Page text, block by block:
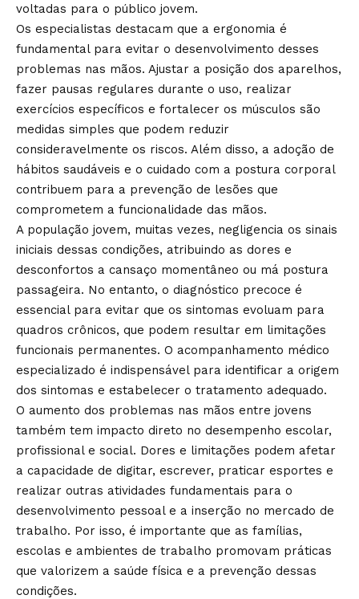
voltadas para o público jovem.
Os especialistas destacam que a ergonomia é
fundamental para evitar o desenvolvimento desses
problemas nas mãos. Ajustar a posição dos aparelhos,
fazer pausas regulares durante o uso, realizar
exercícios específicos e fortalecer os músculos são
medidas simples que podem reduzir
consideravelmente os riscos. Além disso, a adoção de
hábitos saudáveis e o cuidado com a postura corporal
contribuem para a prevenção de lesões que
comprometem a funcionalidade das mãos.
A população jovem, muitas vezes, negligencia os sinais
iniciais dessas condições, atribuindo as dores e
desconfortos a cansaço momentâneo ou má postura
passageira. No entanto, o diagnóstico precoce é
essencial para evitar que os sintomas evoluam para
quadros crônicos, que podem resultar em limitações
funcionais permanentes. O acompanhamento médico
especializado é indispensável para identificar a origem
dos sintomas e estabelecer o tratamento adequado.
O aumento dos problemas nas mãos entre jovens
também tem impacto direto no desempenho escolar,
profissional e social. Dores e limitações podem afetar
a capacidade de digitar, escrever, praticar esportes e
realizar outras atividades fundamentais para o
desenvolvimento pessoal e a inserção no mercado de
trabalho. Por isso, é importante que as famílias,
escolas e ambientes de trabalho promovam práticas
que valorizem a saúde física e a prevenção dessas
condições.